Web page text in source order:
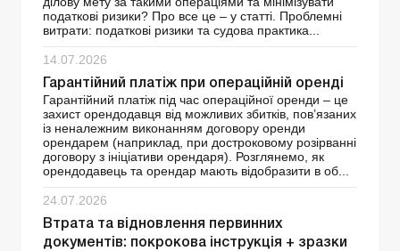
податкові ризики? Про все це – у статті. Проблемні
витрати: податкові ризики та судова практика...
14.07.2026
Гарантійний платіж при операційній оренді
Гарантійний платіж під час операційної оренди – це
захист орендодавця від можливих збитків, пов’язаних
із неналежним виконанням договору оренди
орендарем (наприклад, при достроковому розірванні
договору з ініціативи орендаря). Розглянемо, як
орендодавець та орендар мають відобразити в об...
24.07.2026
Втрата та відновлення первинних
документів: покрокова інструкція + зразки